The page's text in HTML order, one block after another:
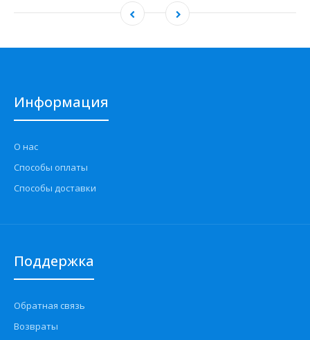
Информация
О нас
Способы оплаты
Способы доставки
Поддержка
Обратная связь
Возвраты